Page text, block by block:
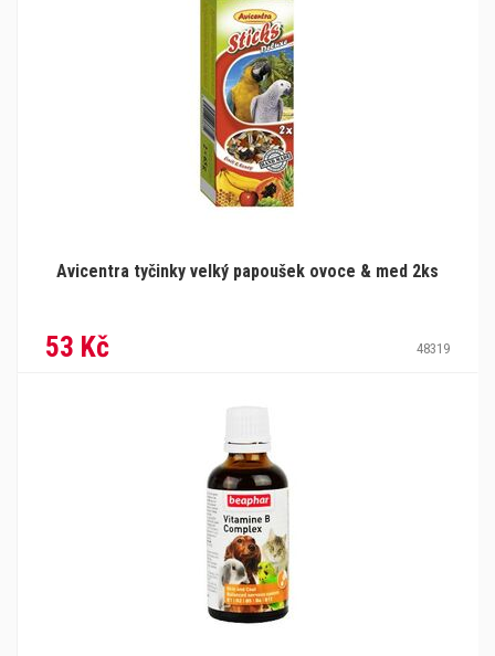
Avicentra tyčinky velký papoušek ovoce & med 2ks
53 Kč 48319